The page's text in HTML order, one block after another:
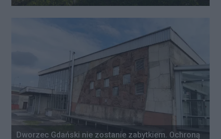
Dworzec Gdański nie zostanie zabytkiem. Ochroną